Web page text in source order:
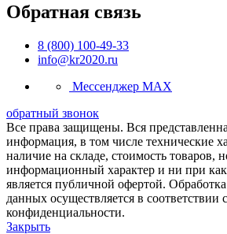
Обратная связь
8 (800) 100-49-33
info@kr2020.ru
Мессенджер MAX
обратный звонок
Все права защищены. Вся
информация, в том числе технические
наличие на складе, стоимость товаров,
информационный характер и ни при
является публичной офертой.
данных осуществляется в соответствии
конфиденциальности.
Закрыть